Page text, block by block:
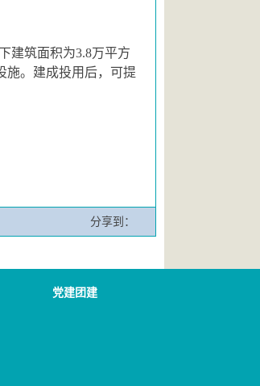
建筑面积为3.8万平方
施。建成投用后，可提
分享到：
党建团建